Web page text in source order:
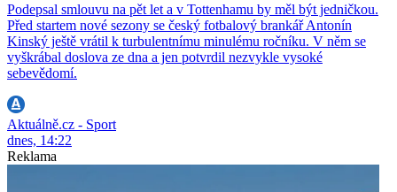
Podepsal smlouvu na pět let a v Tottenhamu by měl být jedničkou.
Před startem nové sezony se český fotbalový brankář Antonín
Kinský ještě vrátil k turbulentnímu minulému ročníku. V něm se
vyškrábal doslova ze dna a jen potvrdil nezvykle vysoké
sebevědomí.
Aktuálně.cz - Sport
dnes, 14:22
Reklama